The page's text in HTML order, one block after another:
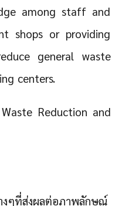
among staff and
shops or providing
general waste
centers.
Reduction and
งๆที่ส่งผลต่อภาพลักษณ์